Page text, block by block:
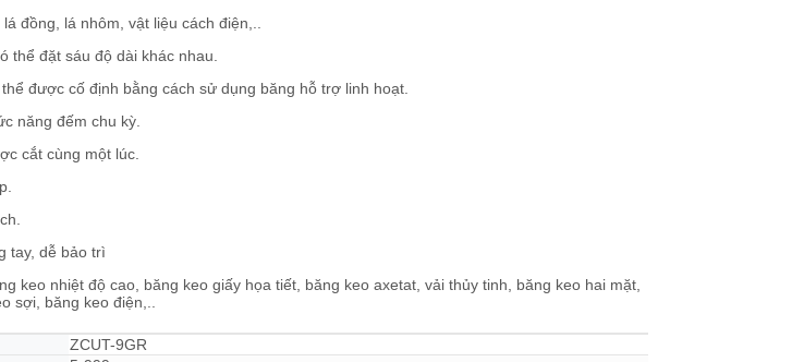
đồng, lá nhôm, vật liệu cách điện,..
thể đặt sáu độ dài khác nhau.
được cố định bằng cách sử dụng băng hỗ trợ linh hoạt.
năng đếm chu kỳ.
cắt cùng một lúc.
tay, dễ bảo trì
keo nhiệt độ cao, băng keo giấy họa tiết, băng keo axetat, vải thủy tinh, băng keo hai mặt,
sợi, băng keo điện,..
ZCUT-9GR